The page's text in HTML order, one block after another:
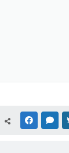
FACEBOOK